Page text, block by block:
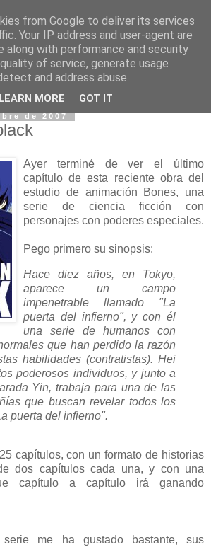
de 2007
Ayer terminé de ver el último
capítulo de esta reciente obra del
estudio de animación Bones, una
serie de ciencia ficción con
personajes con poderes especiales.
Pego primero su sinopsis:
Hace diez años, en Tokyo,
aparece un campo
impenetrable llamado "La
puerta del infierno", y con él
una serie de humanos con
que han perdido la razón
habilidades (contratistas). Hei
poderosos individuos, y junto a
Yin, trabaja para una de las
que buscan revelar todos los
puerta del infierno".
capítulos, con un formato de historias
dos capítulos cada una, y con una
capítulo a capítulo irá ganando
serie me ha gustado bastante, sus
from Google to deliver its services
Your IP address and user-agent are
along with performance and security
of service, generate usage
and address abuse.
LEARN MORE GOT IT